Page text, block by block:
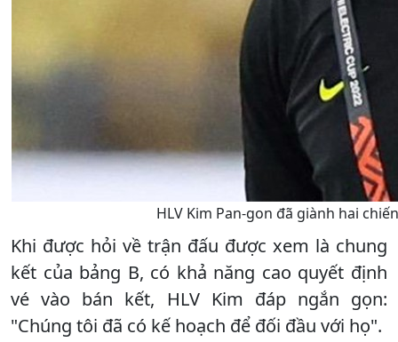
HLV Kim Pan-gon đã giành hai
Khi được hỏi về trận đấu được xem là chung
kết của bảng B, có khả năng cao quyết định
vé vào bán kết, HLV Kim đáp ngắn gọn:
"Chúng tôi đã có kế hoạch để đối đầu với họ".